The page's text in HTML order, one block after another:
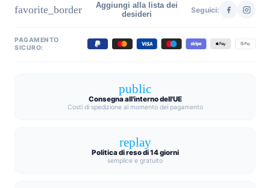
favorite_border
Aggiungi alla lista dei
desideri
Seguici:
PAGAMENTO
SICURO:
public
Consegna all'interno dell'UE
Costi di spedizione al momento del pagamento
replay
Politica di reso di 14 giorni
semplice e gratuito